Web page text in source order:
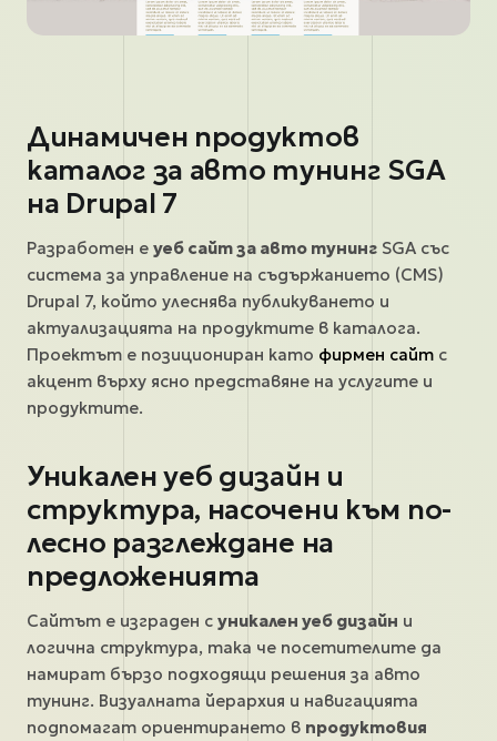
Динамичен продуктов
каталог за авто тунинг SGA
на Drupal 7
Разработен е уеб сайт за авто тунинг SGA със
система за управление на съдържанието (CMS)
Drupal 7, който улеснява публикуването и
актуализацията на продуктите в каталога.
Проектът е позициониран като фирмен сайт с
акцент върху ясно представяне на услугите и
продуктите.
Уникален уеб дизайн и
структура, насочени към по-
лесно разглеждане на
предложенията
Сайтът е изграден с уникален уеб дизайн и
логична структура, така че посетителите да
намират бързо подходящи решения за авто
тунинг. Визуалната йерархия и навигацията
подпомагат ориентирането в продуктовия